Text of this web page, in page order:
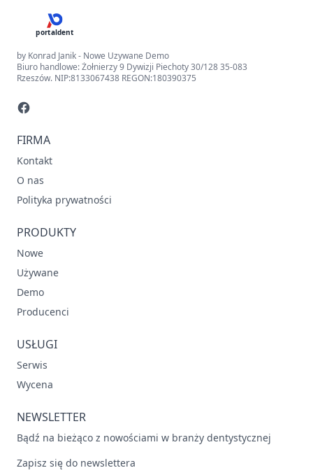
portaldent
by Konrad Janik - Nowe Uzywane Demo
Biuro handlowe: Żołnierzy 9 Dywizji Piechoty 30/128 35-083
Rzeszów. NIP:8133067438 REGON:180390375
FIRMA
Kontakt
O nas
Polityka prywatności
PRODUKTY
Nowe
Używane
Demo
Producenci
USŁUGI
Serwis
Wycena
NEWSLETTER
Bądź na bieżąco z nowościami w branży dentystycznej
Zapisz się do newslettera